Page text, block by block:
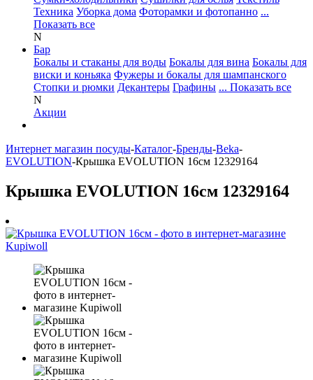
Техника Уборка дома Фоторамки и фотопанно ...
Показать все
N
Бар
Бокалы и стаканы для воды Бокалы для вина Бокалы для
виски и коньяка Фужеры и бокалы для шампанского
Стопки и рюмки Декантеры Графины ... Показать все
N
Акции
Интернет магазин посуды-Каталог-Бренды-Beka-
EVOLUTION-Крышка EVOLUTION 16см 12329164
Крышка EVOLUTION 16см 12329164